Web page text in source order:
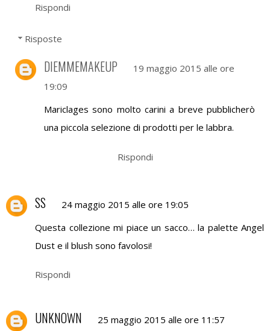
Rispondi
Risposte
DIEMMEMAKEUP
19 maggio 2015 alle ore
19:09
Mariclages sono molto carini a breve pubblicherò
una piccola selezione di prodotti per le labbra.
Rispondi
SS
24 maggio 2015 alle ore 19:05
Questa collezione mi piace un sacco… la palette Angel
Dust e il blush sono favolosi!
Rispondi
UNKNOWN
25 maggio 2015 alle ore 11:57